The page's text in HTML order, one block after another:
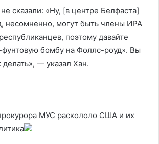
сказали: «Ну, [в центре Белфаста]
несомненно, могут быть члены ИРА
поэтому давайте
бомбу на Фоллс-роуд». Вы
— указал Хан.
МУС раскололо США и их